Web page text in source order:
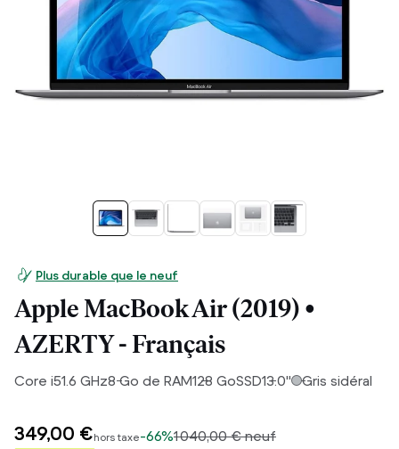
Plus durable que le neuf
Apple MacBook Air (2019) •
AZERTY - Français
Core i51.6 GHz8Go de RAM128 GoSSD13.0" Gris sidéral
349,00 €hors taxe-66%1 040,00 € neuf